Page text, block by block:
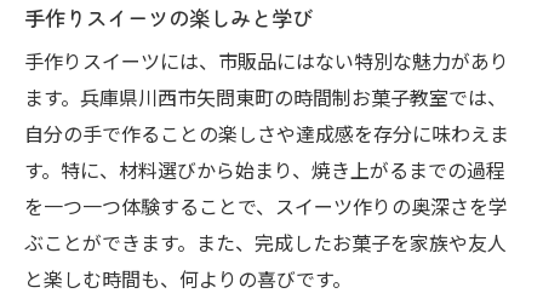
忙しい方でも参加しやすい時間制
スイーツ作りの楽しさを再発見
お菓子教室で学ぶ新たなスキル
地域密着で安心のレッスン内容
川西市で新しい趣味を見つけよう
初心者でも安心！川西市の時間制お菓子教室
初心者向けの親切なレッスン
手作りスイーツの楽しみと学び
手作りスイーツには、市販品にはない特別な魅力があり
ます。兵庫県川西市矢問東町の時間制お菓子教室では、
自分の手で作ることの楽しさや達成感を存分に味わえま
す。特に、材料選びから始まり、焼き上がるまでの過程
を一つ一つ体験することで、スイーツ作りの奥深さを学
ぶことができます。また、完成したお菓子を家族や友人
と楽しむ時間も、何よりの喜びです。